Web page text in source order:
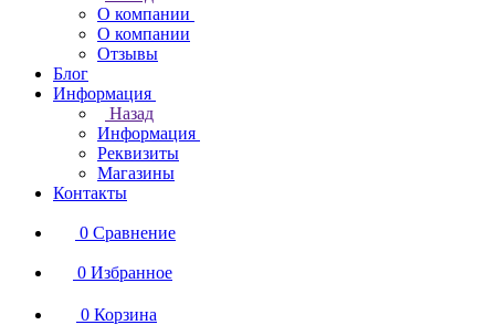
О компании
О компании
Отзывы
Блог
Информация
Назад
Информация
Реквизиты
Магазины
Контакты
0 Сравнение
0 Избранное
0 Корзина